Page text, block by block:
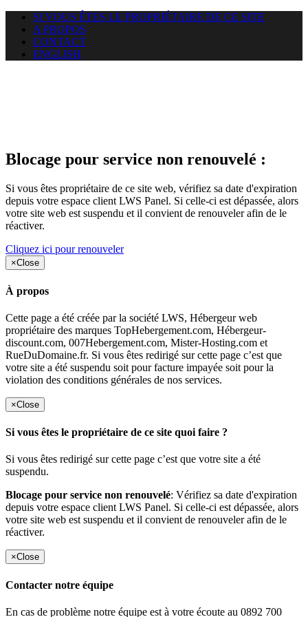
SI VOUS ÊTES LE PROPRIÉTAIRE DE CE SITE
A PROPOS
CONTACT
ENGLISH
Blocage pour service non renouvelé :
Si vous êtes propriétaire de ce site web, vérifiez sa date d'expiration
depuis votre espace client LWS Panel. Si celle-ci est dépassée, alors
votre site web est suspendu et il convient de renouveler afin de le
réactiver.
Cliquez ici pour renouveler
×Close
À propos
Cette page a été créée par la société LWS, Hébergeur web
propriétaire des marques TopHebergement.com, Hébergeur-
discount.com, 007Hebergement.com, Mister-Hosting.com et
RueDuDomaine.fr. Si vous êtes redirigé sur cette page c’est que
votre site a été suspendu soit pour facture impayée soit pour la
violation des conditions générales de nos services.
×Close
Si vous êtes le propriétaire de ce site quoi faire ?
Si vous êtes redirigé sur cette page c’est que votre site a été
suspendu.
Blocage pour service non renouvelé: Vérifiez sa date d'expiration
depuis votre espace client LWS Panel. Si celle-ci est dépassée, alors
votre site web est suspendu et il convient de renouveler afin de le
réactiver.
×Close
Contacter notre équipe
En cas de problème notre équipe est à votre écoute au 0892 700